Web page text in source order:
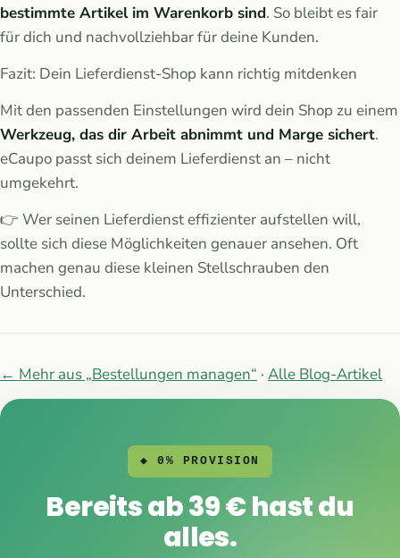
bestimmte Artikel im Warenkorb sind. So bleibt es fair
für dich und nachvollziehbar für deine Kunden.
Fazit: Dein Lieferdienst-Shop kann richtig mitdenken
Mit den passenden Einstellungen wird dein Shop zu einem
Werkzeug, das dir Arbeit abnimmt und Marge sichert.
eCaupo passt sich deinem Lieferdienst an – nicht
umgekehrt.
👉 Wer seinen Lieferdienst effizienter aufstellen will,
sollte sich diese Möglichkeiten genauer ansehen. Oft
machen genau diese kleinen Stellschrauben den
Unterschied.
← Mehr aus „Bestellungen managen“ · Alle Blog-Artikel
◆ 0% PROVISION
Bereits ab 39 € hast du
alles.